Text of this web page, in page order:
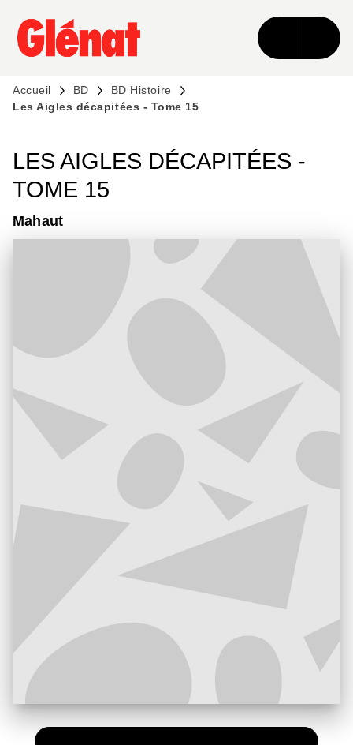
MENU RECHERCHE CONTENU
PIED DE PAGE
Accueil BD
BD Histoire
Les Aigles décapitées - Tome 15
LES AIGLES DÉCAPITÉES -
TOME 15
Mahaut